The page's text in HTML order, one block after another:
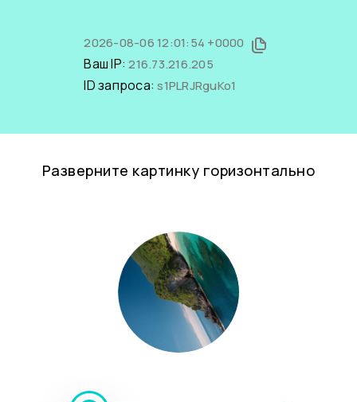
2026-08-06 12:01:54 +0000
Ваш IP:216.73.216.205
ID запроса:s1PLRJRguKo1
Разверните картинку горизонтально